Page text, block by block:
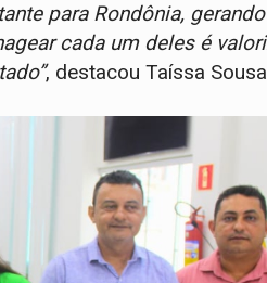
para Rondônia,
cada um deles é
, destacou Taíssa